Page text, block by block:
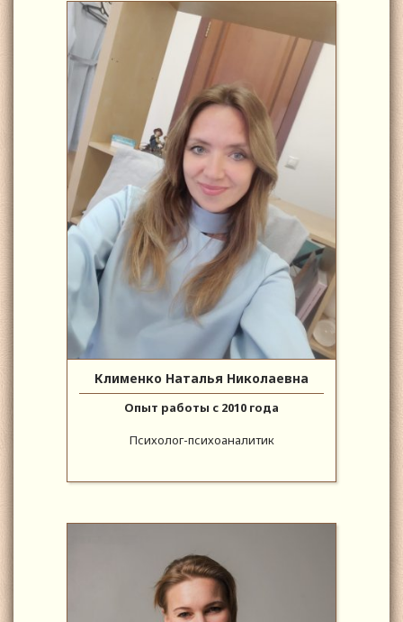
Клименко Наталья Николаевна
Опыт работы с 2010 года
Психолог-психоаналитик